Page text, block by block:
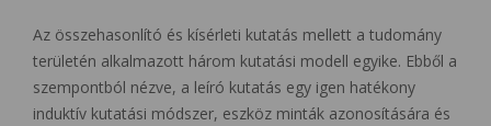
Az összehasonlító és kísérleti kutatás mellett a tudomány
területén alkalmazott három kutatási modell egyike. Ebből a
szempontból nézve, a leíró kutatás egy igen hatékony
induktív kutatási módszer, eszköz minták azonosítására és